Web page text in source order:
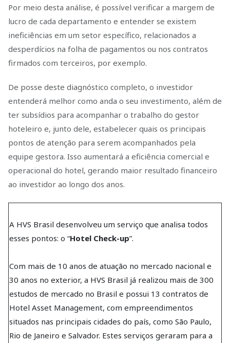
Por meio desta análise, é possível verificar a margem de
lucro de cada departamento e entender se existem
ineficiências em um setor específico, relacionados a
desperdícios na folha de pagamentos ou nos contratos
firmados com terceiros, por exemplo.
De posse deste diagnóstico completo, o investidor
entenderá melhor como anda o seu investimento, além de
ter subsídios para acompanhar o trabalho do gestor
hoteleiro e, junto dele, estabelecer quais os principais
pontos de atenção para serem acompanhados pela
equipe gestora. Isso aumentará a eficiência comercial e
operacional do hotel, gerando maior resultado financeiro
ao investidor ao longo dos anos.
A HVS Brasil desenvolveu um serviço que analisa todos
esses pontos: o “Hotel Check-up”.
Com mais de 10 anos de atuação no mercado nacional e
30 anos no exterior, a HVS Brasil já realizou mais de 300
estudos de mercado no Brasil e possui 13 contratos de
Hotel Asset Management, com empreendimentos
situados nas principais cidades do país, como São Paulo,
Rio de Janeiro e Salvador. Estes serviços geraram para a